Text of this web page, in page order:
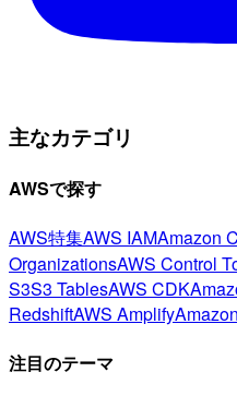
主なカテゴリ
AWSで探す
AWS特集AWS IAMAmazon
OrganizationsAWS Control
S3S3 TablesAWS CDK
RedshiftAWS Amplify
注目のテーマ